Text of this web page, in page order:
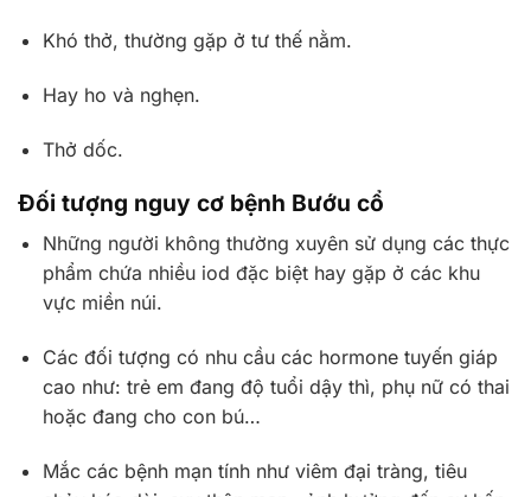
Khó thở, thường gặp ở tư thế nằm.
Hay ho và nghẹn.
Thở dốc.
Đối tượng nguy cơ bệnh Bướu cổ
Những người không thường xuyên sử dụng các thực
phẩm chứa nhiều iod đặc biệt hay gặp ở các khu
vực miền núi.
Các đối tượng có nhu cầu các hormone tuyến giáp
cao như: trẻ em đang độ tuổi dậy thì, phụ nữ có thai
hoặc đang cho con bú…
Mắc các bệnh mạn tính như viêm đại tràng, tiêu